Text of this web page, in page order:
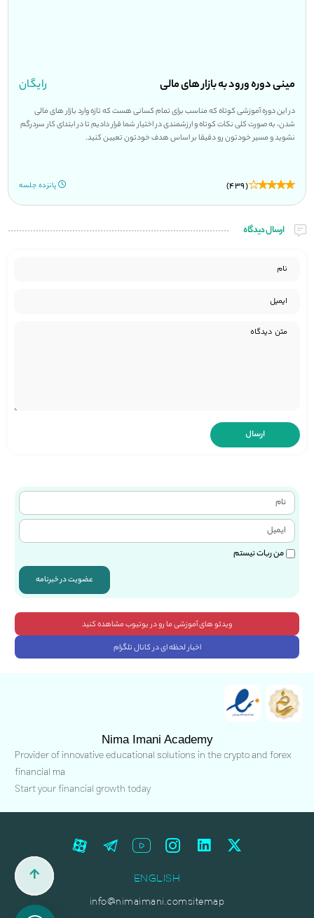
مینی دوره ورود به بازار های مالی رایگان
در این دوره آموزشی کوتاه که مناسب برای تمام کسانی هست که تازه وارد بازار های مالی
شدن، به صورت کلی نکات کوتاه و ارزشمندی در اختیار شما قرار دادیم تا در ابتدای کار سردرگم
نشوید و مسیر خودتون رو دقیقا بر اساس هدف خودتون تعیین کنید.
(439) پانزده جلسه
ارسال دیدگاه
من ربات نیستم
عضویت در خبرنامه
ویدئو های آموزشی ما رو در یوتیوب مشاهده کنید
اخبار لحظه ای در کانال تلگرام
Nima Imani Academy
Provider of innovative educational solutions in the crypto and forex
financial ma
Start your financial growth today
ENGLISH
sitemap
info@nimaimani.com